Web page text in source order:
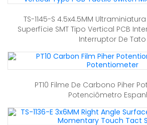
TS-1145-S 4.5x4.5MM
Superfície SMT Tipo Vertical PCB
Interruptor De Tato
PT10 Filme De Carbono Piher
Potenciômetro